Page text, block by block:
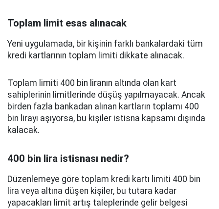
Toplam limit esas alınacak
Yeni uygulamada, bir kişinin farklı bankalardaki tüm
kredi kartlarının toplam limiti dikkate alınacak.
Toplam limiti 400 bin liranın altında olan kart
sahiplerinin limitlerinde düşüş yapılmayacak. Ancak
birden fazla bankadan alınan kartların toplamı 400
bin lirayı aşıyorsa, bu kişiler istisna kapsamı dışında
kalacak.
400 bin lira istisnası nedir?
Düzenlemeye göre toplam kredi kartı limiti 400 bin
lira veya altına düşen kişiler, bu tutara kadar
yapacakları limit artış taleplerinde gelir belgesi